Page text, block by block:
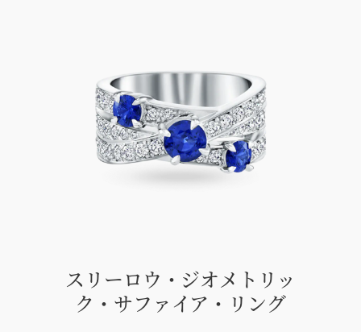
スリーロウ・ジオメトリッ
ク・サファイア・リング